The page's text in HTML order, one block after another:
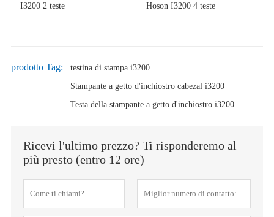
I3200 2 teste
Hoson I3200 4 teste
prodotto Tag:
testina di stampa i3200
Stampante a getto d'inchiostro cabezal i3200
Testa della stampante a getto d'inchiostro i3200
Ricevi l'ultimo prezzo? Ti risponderemo al
più presto (entro 12 ore)